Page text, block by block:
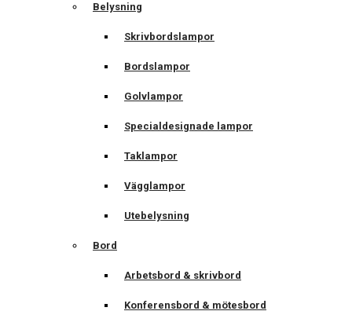
Belysning
Skrivbordslampor
Bordslampor
Golvlampor
Specialdesignade lampor
Taklampor
Vägglampor
Utebelysning
Bord
Arbetsbord & skrivbord
Konferensbord & mötesbord